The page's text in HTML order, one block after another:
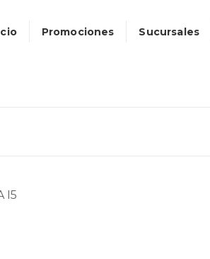
Promociones Sucursales
I5